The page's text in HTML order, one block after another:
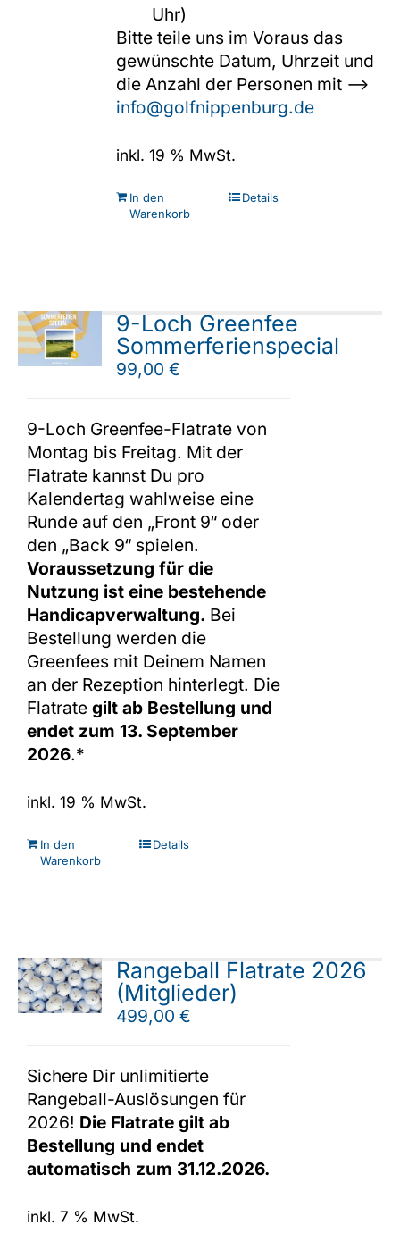
Uhr)
Bitte teile uns im Voraus das
gewünschte Datum, Uhrzeit und
die Anzahl der Personen mit -->
info@golfnippenburg.de
inkl. 19 % MwSt.
In den
Warenkorb
Details
9-Loch Greenfee
Sommerferienspecial
99,00€
9-Loch Greenfee-Flatrate von
Montag bis Freitag. Mit der
Flatrate kannst Du pro
Kalendertag wahlweise eine
Runde auf den „Front 9“ oder
den „Back 9“ spielen.
Voraussetzung für die
Nutzung ist eine bestehende
Handicapverwaltung. Bei
Bestellung werden die
Greenfees mit Deinem Namen
an der Rezeption hinterlegt. Die
Flatrategilt ab Bestellung und
endet zum 13. September
2026.*
inkl. 19 % MwSt.
In den
Warenkorb
Details
Rangeball Flatrate 2026
(Mitglieder)
499,00€
Sichere Dir unlimitierte
Rangeball-Auslösungen für
2026! Die Flatrate gilt ab
Bestellung und endet
automatisch zum 31.12.2026.
inkl. 7 % MwSt.